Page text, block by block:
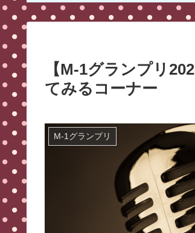
【M-1グランプリ
てみるコーナー
M-1グランプリ